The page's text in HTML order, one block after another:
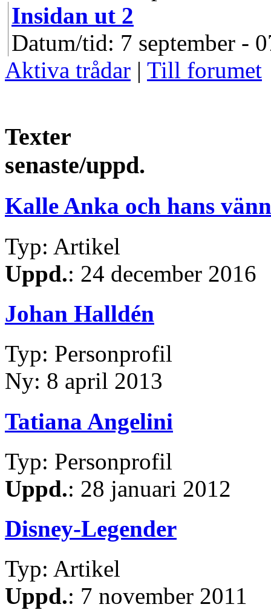
Insidan ut 2
Datum/tid: 7 september -
Aktiva trådar | Till forumet
Texter
senaste/uppd.
Kalle Anka och hans
Typ: Artikel
Uppd.: 24 december 2016
Johan Halldén
Typ: Personprofil
Ny: 8 april 2013
Tatiana Angelini
Typ: Personprofil
Uppd.: 28 januari 2012
Disney-Legender
Typ: Artikel
Uppd.: 7 november 2011